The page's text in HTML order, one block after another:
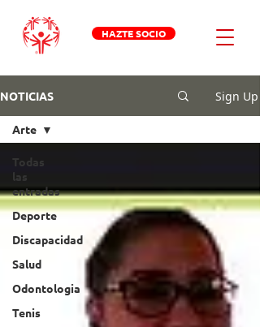
HAZTE SOCIO
NOTICIAS Sign Up
Todas
las
entradas
Deporte
Discapacidad
Salud
Odontologia
Tenis
Arte